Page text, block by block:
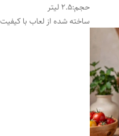
حجم:2.5 لیتر
ساخته شده از لعاب با کیفیت